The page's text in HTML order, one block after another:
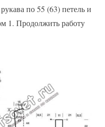
по 55 (63) петель и
1. Продолжить работу